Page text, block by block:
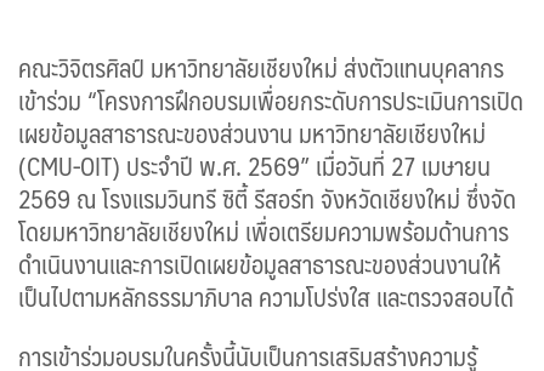
คณะวิจิตรศิลป์ มหาวิทยาลัยเชียงใหม่ ส่งตัวแทนบุคลากร
เข้าร่วม “โครงการฝึกอบรมเพื่อยกระดับการประเมินการเปิด
เผยข้อมูลสาธารณะของส่วนงาน มหาวิทยาลัยเชียงใหม่
(CMU-OIT) ประจำปี พ.ศ. 2569” เมื่อวันที่ 27 เมษายน
2569 ณ โรงแรมวินทรี ซิตี้ รีสอร์ท จังหวัดเชียงใหม่ ซึ่งจัด
โดยมหาวิทยาลัยเชียงใหม่ เพื่อเตรียมความพร้อมด้านการ
ดำเนินงานและการเปิดเผยข้อมูลสาธารณะของส่วนงานให้
เป็นไปตามหลักธรรมาภิบาล ความโปร่งใส และตรวจสอบได้
การเข้าร่วมอบรมในครั้งนี้นับเป็นการเสริมสร้างความรู้